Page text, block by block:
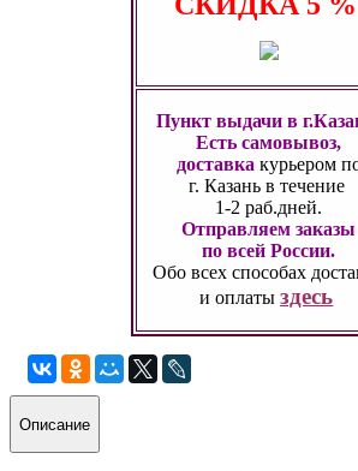
Пункт выдачи в
Есть самовывоз,
доставка курьером
г. Казань в течение
1-2 раб.дней.
Отправляем заказы
по всей России.
Обо всех способах
и оплатыздесь
Описание